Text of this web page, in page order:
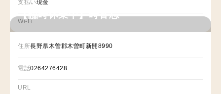
支払い現金
Wi-Fi
【臨時休業中】時香忘
住所長野県木曽郡木曽町新開8990
電話0264276428
URL